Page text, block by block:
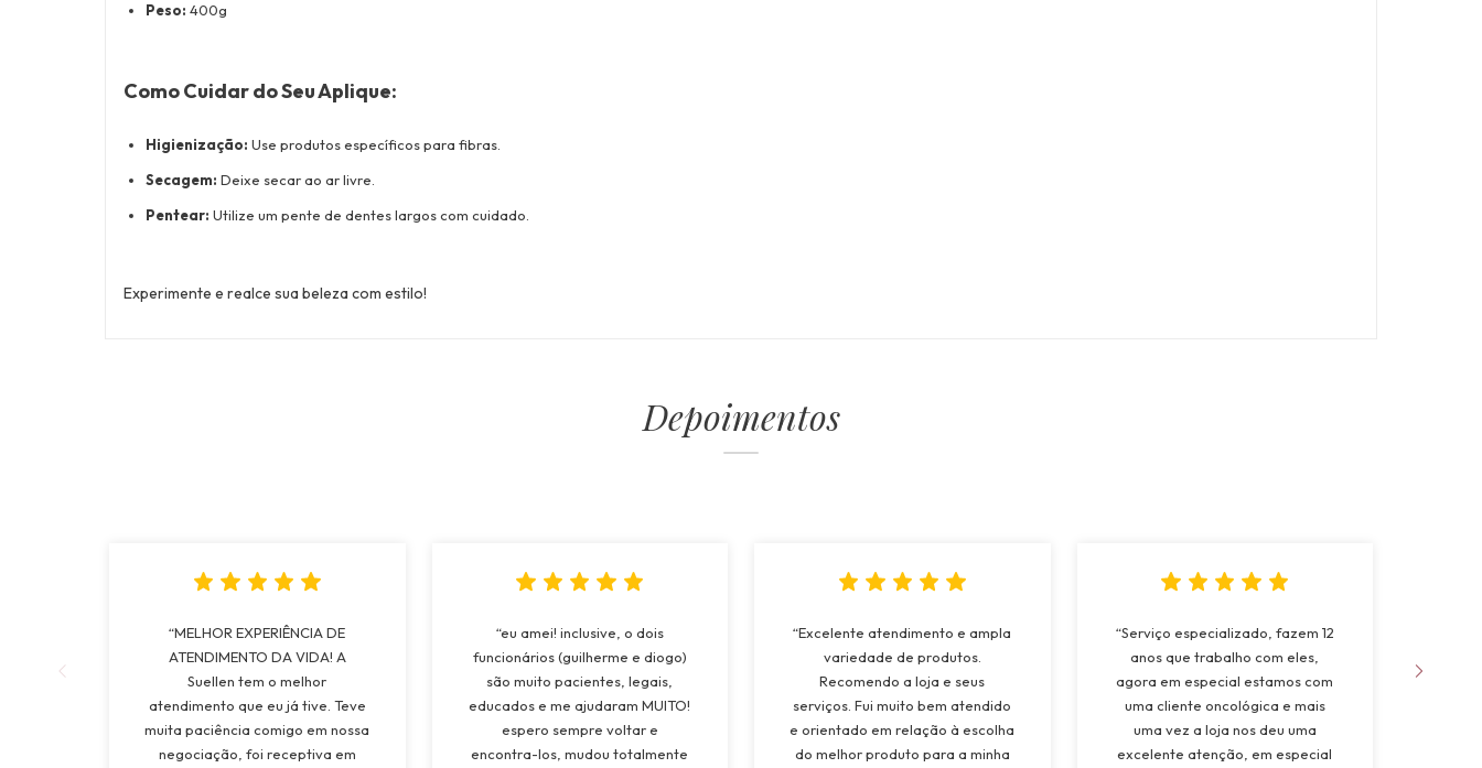
Peso: 400g
Como Cuidar do Seu Aplique:
Higienização: Use produtos específicos para fibras.
Secagem: Deixe secar ao ar livre.
Pentear: Utilize um pente de dentes largos com cuidado.
Experimente e realce sua beleza com estilo!
Depoimentos
“MELHOR EXPERIÊNCIA DE
ATENDIMENTO DA VIDA! A
Suellen tem o melhor
atendimento que eu já tive. Teve
muita paciência comigo em nossa
negociação, foi receptiva em
“eu amei! inclusive, o dois
funcionários (guilherme e diogo)
são muito pacientes, legais,
educados e me ajudaram MUITO!
espero sempre voltar e
encontra-los, mudou totalmente
“Excelente atendimento e ampla
variedade de produtos.
Recomendo a loja e seus
serviços. Fui muito bem atendido
e orientado em relação à escolha
do melhor produto para a minha
“Serviço especializado, fazem 12
anos que trabalho com eles,
agora em especial estamos com
uma cliente oncológica e mais
uma vez a loja nos deu uma
excelente atenção, em especial